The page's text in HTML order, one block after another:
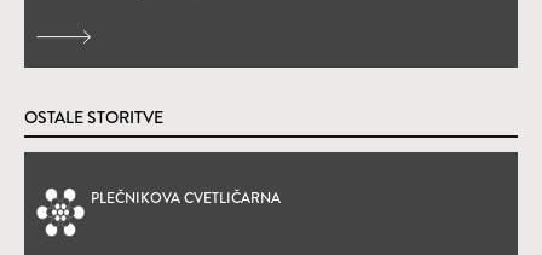
OSTALE STORITVE
PLEČNIKOVA CVETLIČARNA
(Odpre se v novem oknu)